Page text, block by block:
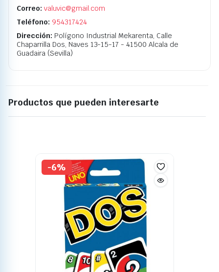
Correo: valuvic@gmail.com
Teléfono: 954317424
Dirección: Polígono Industrial Mekarenta, Calle
Chaparrilla Dos, Naves 13-15-17 - 41500 Alcala de
Guadaira (Sevilla)
Productos que pueden interesarte
-6%